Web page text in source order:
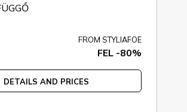
FROM STYLIAFOE
FEL -80%
DETAILS AND PRICES